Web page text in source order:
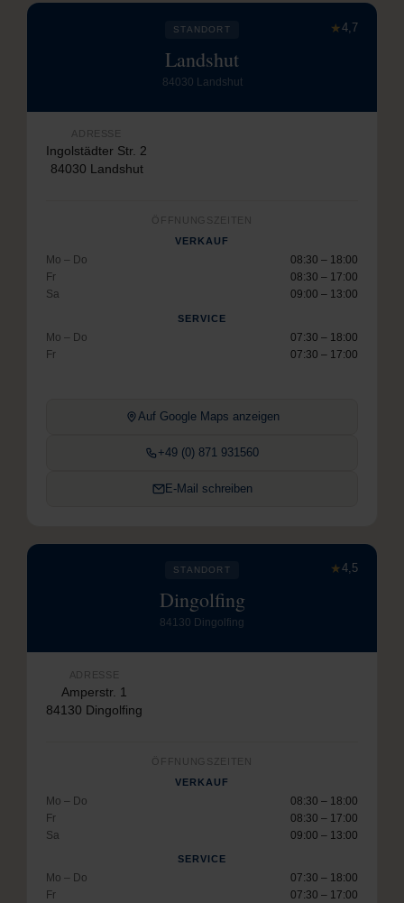
★4,7
STANDORT
Landshut
84030 Landshut
ADRESSE
Ingolstädter Str. 2
84030 Landshut
ÖFFNUNGSZEITEN
VERKAUF
Mo – Do
08:30 – 18:00
Fr
08:30 – 17:00
Sa
09:00 – 13:00
SERVICE
Mo – Do
07:30 – 18:00
Fr
07:30 – 17:00
Auf Google Maps anzeigen
+49 (0) 871 931560
E-Mail schreiben
★4,5
STANDORT
Dingolfing
84130 Dingolfing
ADRESSE
Amperstr. 1
84130 Dingolfing
ÖFFNUNGSZEITEN
VERKAUF
Mo – Do
08:30 – 18:00
Fr
08:30 – 17:00
Sa
09:00 – 13:00
SERVICE
Mo – Do
07:30 – 18:00
Fr
07:30 – 17:00